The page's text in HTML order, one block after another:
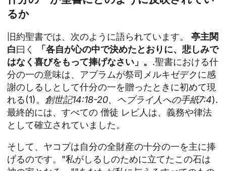
るか
旧約聖書では、次のように語られています。 亭主関
白曰く
「各自が心の中で決めたとおりに、悲しみで
はなく喜びをもって捧げなさい」。 .聖書における什
分の一の意味は、アブラムが祭司メルキゼデクに感
謝のしるしとして什分の一を贈ったときに初めて現
れる(1)。 創世記14:18-20、ヘブライ人への手紙7:4).
最終的には、すべての 僧徒 レビ人は、義務や律法
として確立されていました。
そして、ヤコブは自分の全財産の十分の一を主に捧
げるのです。"私がしるしのために立てたこの石は